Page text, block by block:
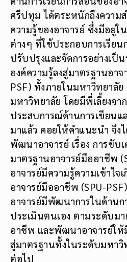
ศรีปทุม ได้ตระหนักถึงความ
ความรู้ของอาจารย์ ซึ่งมีอยู่ใ
ต่างๆ ที่ใช้ประกอบการเรียน
ปรับปรุงและจัดการอย่างเป็
องค์ความรู้ลงสู่มาตรฐานอา
PSF) ทั้งภายในมหาวิทยาลั
มหาวิทยาลัย โดยมีพี่เลี้ยงจา
ประสบการณ์ด้านการเขียนแ
มาแล้ว คอยให้คำแนะนำ จึงไ
พัฒนาอาจารย์ เรื่อง การขับ
มาตรฐานอาจารย์มืออาชีพ
อาจารย์มีความรู้ความเข้าใจ
อาจารย์มืออาชีพ (SPU-
อาจารย์มีพัฒนาการในด้านก
ประเมินตนเอง ตามระดับม
อาชีพ และพัฒนาอาจารย์ใ
สู่มาตรฐานทั้งในระดับมหา
ต่อไป